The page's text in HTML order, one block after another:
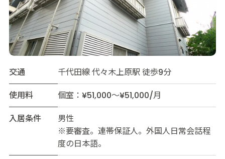
交通
千代田線 代々木上原駅 徒歩9分
使用料
個室：¥51,000～¥51,000/月
入居条件
男性
※要審査。連帯保証人。外国人日常会話程
度の日本語。